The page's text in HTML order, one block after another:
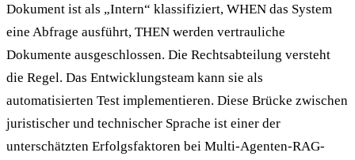
Dokument ist als „Intern“ klassifiziert, WHEN das System
eine Abfrage ausführt, THEN werden vertrauliche
Dokumente ausgeschlossen. Die Rechtsabteilung versteht
die Regel. Das Entwicklungsteam kann sie als
automatisierten Test implementieren. Diese Brücke zwischen
juristischer und technischer Sprache ist einer der
unterschätzten Erfolgsfaktoren bei Multi-Agenten-RAG-